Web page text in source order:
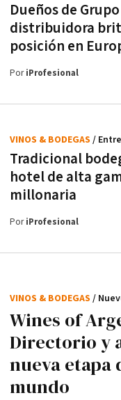
Dueños de
distribuidora
posición en
PoriProfesional
Tradicional
hotel de alta
millonaria
VINOS & BODEGAS /
PoriProfesional
Wines of
Directorio y
nueva etapa
mundo
VINOS & BODEGAS /